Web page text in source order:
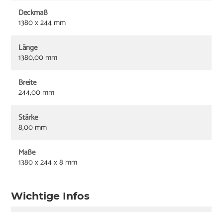
Deckmaß
1380 x 244 mm
Länge
1380,00 mm
Breite
244,00 mm
Stärke
8,00 mm
Maße
1380 x 244 x 8 mm
Wichtige Infos